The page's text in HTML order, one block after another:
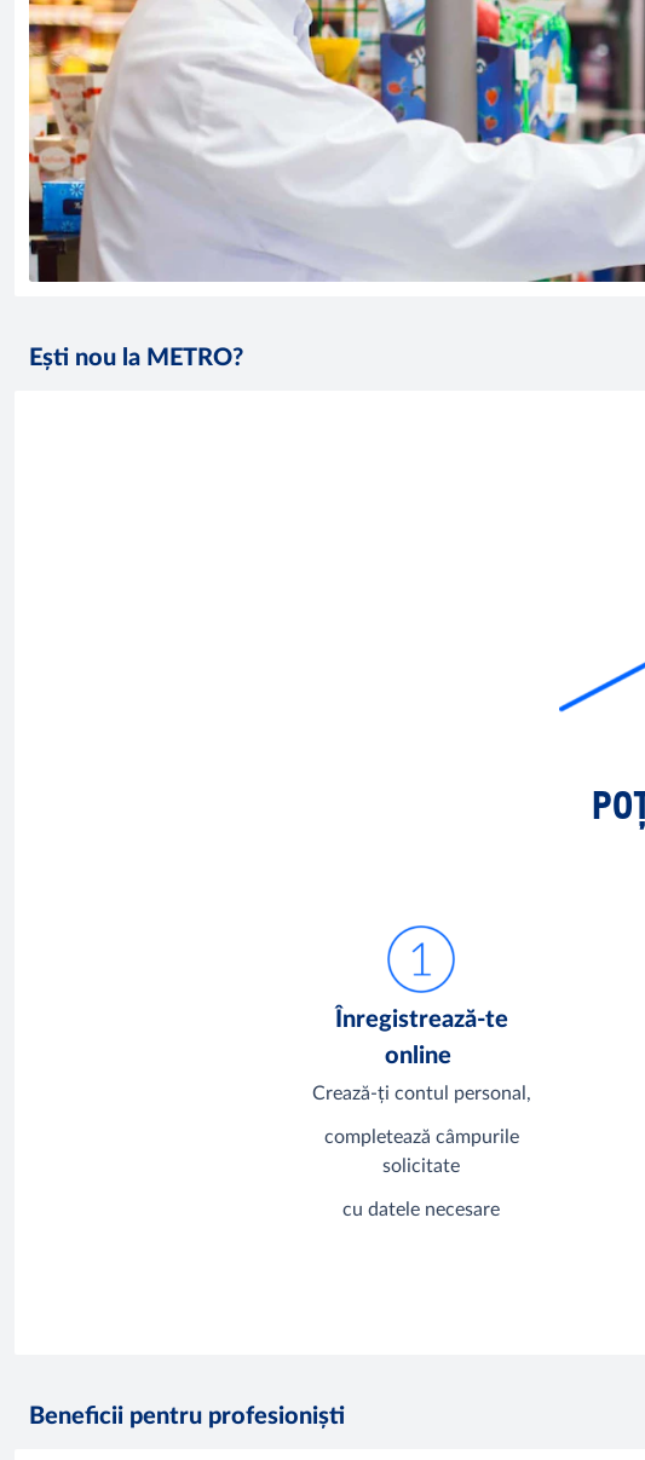
Ești nou la METRO?
Înregistrează-te
online
Crează-ți contul personal,
completează câmpurile
solicitate
cu datele necesare
Beneficii pentru profesioniști